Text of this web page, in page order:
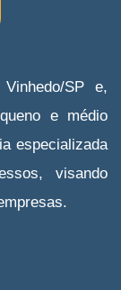
SP e,
e médio
especializada
visando